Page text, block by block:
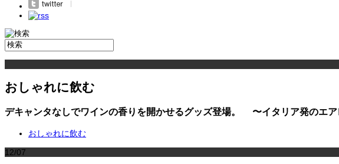
おしゃれに飲む
デキャンタなしでワインの香りを開かせるグッズ登場。 〜イタリア発のエ
おしゃれに飲む
12/07